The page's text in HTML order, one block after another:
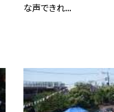
な声できれ...